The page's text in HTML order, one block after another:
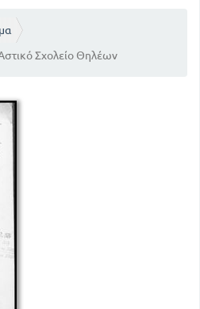
Σχολείο Θηλέων